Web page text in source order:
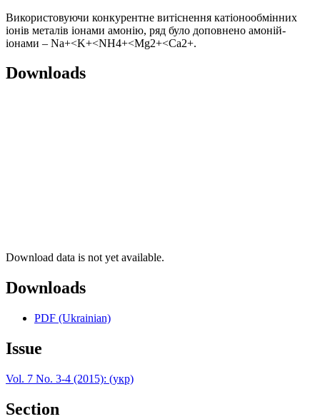
Використовуючи конкурентне витіснення катіонообмінних
іонів металів іонами амонію, ряд було доповнено амоній-
іонами – Na+<K+<ΝΗ4+<Mg2+<Ca2+.
Downloads
Download data is not yet available.
Downloads
PDF (Ukrainian)
Issue
Vol. 7 No. 3-4 (2015): (укр)
Section